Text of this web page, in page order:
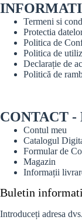
Termeni si
Protectia
Politica de
Politica de
Declarație de
Politică de
CONTACT
Contul meu
Catalogul
Formular de
Magazin
Informații
Buletin
Introduceți adresa